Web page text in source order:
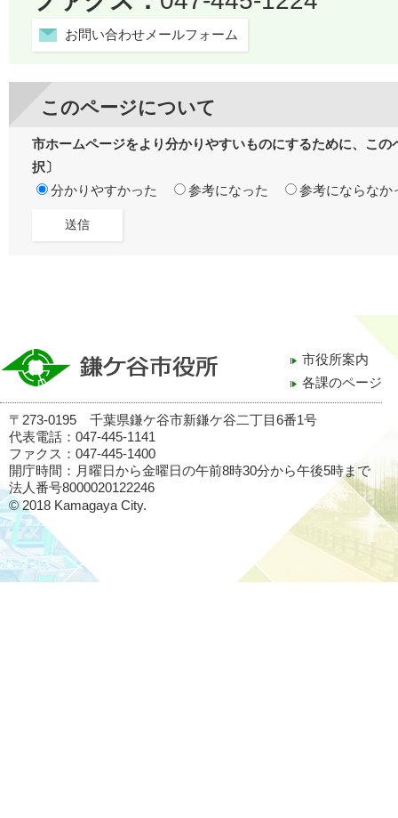
お問い合わせメールフォーム
このページについて
市ホームページをより分かりやすいものにするために、こ
択〕
分かりやすかった
参考になった 参考にならなか
市役所案内
各課のページ
〒273-0195 千葉県鎌ケ谷市新鎌ケ谷二丁目6番1号
代表電話：047-445-1141
ファクス：047-445-1400
開庁時間：月曜日から金曜日の午前8時30分から午後5時まで
法人番号8000020122246
© 2018 Kamagaya City.